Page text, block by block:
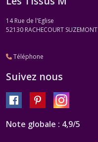
14 Rue de l'Eglise
52130 RACHECOURT SUZEMONT
Téléphone
Suivez nous
Note globale : 4,9/5